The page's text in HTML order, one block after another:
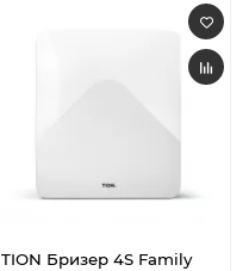
TION Бризер 4S Family